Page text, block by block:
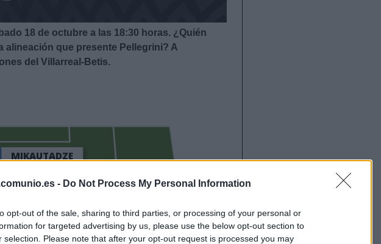
- Do Not Process My Personal Information
opt-out of the sale, sharing to third parties, or processing of your personal or
for targeted advertising by us, please use the below opt-out section to
selection. Please note that after your opt-out request is processed you may
18 de octubre a las 18:30 horas. ¿Quién
alineación que presente Pellegrini? A
del Villarreal-Betis.
MOLEIRO
MIKAUTADZE